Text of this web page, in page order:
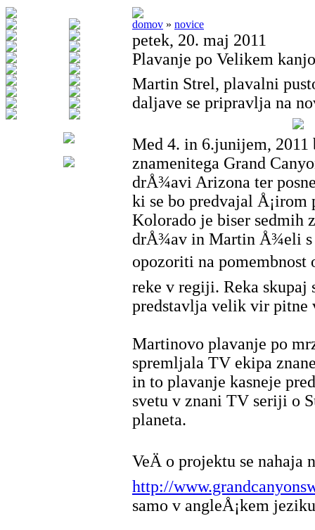
domov » novice
petek, 20. maj 2011
Plavanje po Velikem
Martin Strel, plavalni
daljave se pripravlja na
Med 4. in 6.junijem, 2011
znamenitega Grand
drÅ¾avi Arizona ter
ki se bo predvajal Å¡irom
Kolorado je biser sedmih
drÅ¾av in Martin Å¾eli s
opozoriti na pomembnost
reke v regiji. Reka
predstavlja velik vir pitne
Martinovo plavanje po
spremljala TV ekipa
in to plavanje kasneje
svetu v znani TV seriji o
planeta.
VeÄ o projektu se nahaja
http://
samo v angleÅ¡kem